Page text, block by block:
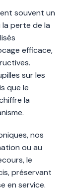
souvent un
perte de la
efficace,
sur les
que le
la
nos
ou au
le
préservant
en service.